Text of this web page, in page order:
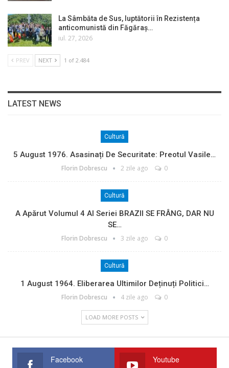
La Sâmbăta de Sus, luptătorii în Rezistența
anticomunistă din Făgăraș…
iul. 27, 2026
PREV NEXT 1 of 2.484
LATEST NEWS
Cultură
5 August 1976. Asasinați De Securitate: Preotul Vasile…
Florin Dobrescu 2 zile ago 0
Cultură
A Apărut Volumul 4 Al Seriei BRAZII SE FRÂNG, DAR NU
SE…
Florin Dobrescu 3 zile ago 0
Cultură
1 August 1964. Eliberarea Ultimilor Deținuți Politici…
Florin Dobrescu 4 zile ago 0
LOAD MORE POSTS
Facebook Youtube